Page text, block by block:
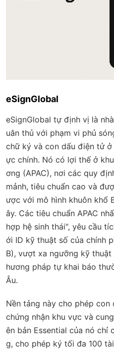
eSignGlobal
eSignGlobal tự định vị là
uân thủ với phạm vi phủ
chữ ký và con dấu điện tử
ực chính. Nó có lợi thế ở
ơng (APAC), nơi các quy
mảnh, tiêu chuẩn cao và
ược với mô hình khuôn khổ
ây. Các tiêu chuẩn APAC
hợp hệ sinh thái", yêu cầu
ới ID kỹ thuật số của chính
B), vượt xa ngưỡng kỹ
hương pháp tự khai báo
Âu.
Nền tảng này cho phép
chứng nhận khu vực và
ên bản Essential của nó chỉ
g, cho phép ký tối đa 100